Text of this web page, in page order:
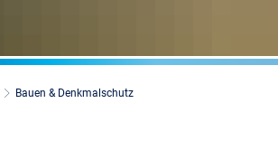
Bauen & Denkmalschutz